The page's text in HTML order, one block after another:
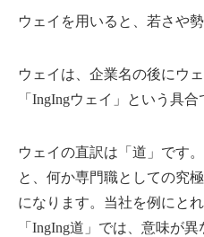
ウェイを用いると、若さや
ウェイは、企業名の後にウ
「IngIngウェイ」という具合
ウェイの直訳は「道」です
と、何か専門職としての究
になります。当社を例にと
「IngIng道」では、意味が